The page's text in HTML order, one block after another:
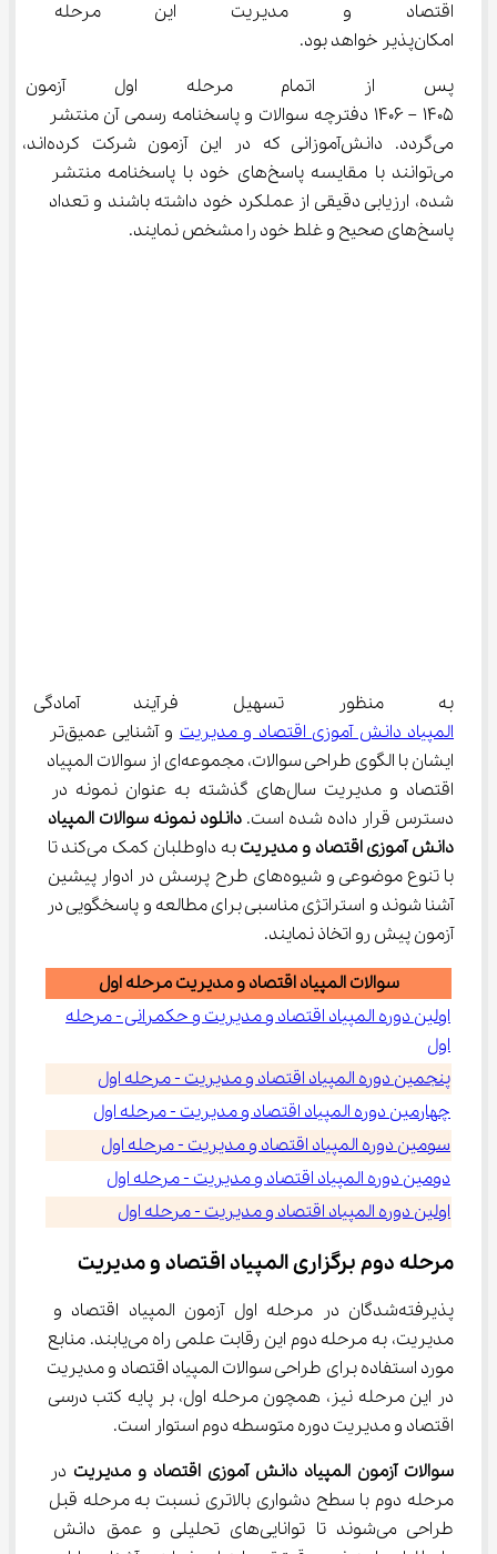
اقتصاد و مدیریت این مرحله
امکان‌پذیر خواهد بود.
پس از اتمام مرحله اول آزمون
1405 – 1406 دفترچه سوالات و پاسخنامه رسمی آن منتشر
می‌گردد. دانش‌آموزانی که در این آزمون شرکت کرده‌اند،
می‌توانند با مقایسه پاسخ‌های خود با پاسخنامه منتشر
شده، ارزیابی دقیقی از عملکرد خود داشته باشند و تعداد
پاسخ‌های صحیح و غلط خود را مشخص نمایند.
به منظور تسهیل فرآیند
المپیاد دانش آموزی اقتصاد و مدیریت
و آشنایی عمیق‌تر
ایشان با الگوی طراحی سوالات، مجموعه‌ای از سوالات المپیاد
اقتصاد و مدیریت سال‌های گذشته به عنوان نمونه در
دسترس قرار داده شده است. دانلود نمونه سوالات المپیاد
دانش آموزی اقتصاد و مدیریت
به داوطلبان کمک می‌کند تا
با تنوع موضوعی و شیوه‌های طرح پرسش در ادوار پیشین
آشنا شوند و استراتژی مناسبی برای مطالعه و پاسخگویی در
آزمون پیش رو اتخاذ نمایند.
سوالات المپیاد اقتصاد و مدیریت مرحله اول
اولین دوره المپیاد اقتصاد و مدیریت و حکمرانی - مرحله
اول
پنجمین دوره المپیاد اقتصاد و مدیریت - مرحله اول
چهارمین دوره المپیاد اقتصاد و مدیریت - مرحله اول
سومین دوره المپیاد اقتصاد و مدیریت - مرحله اول
دومین دوره المپیاد اقتصاد و مدیریت - مرحله اول
اولین دوره المپیاد اقتصاد و مدیریت - مرحله اول
مرحله دوم برگزاری المپیاد اقتصاد و مدیریت
پذیرفته‌شدگان در مرحله اول آزمون المپیاد اقتصاد و
مدیریت، به مرحله دوم این رقابت علمی راه می‌یابند. منابع
مورد استفاده برای طراحی سوالات المپیاد اقتصاد و مدیریت
در این مرحله نیز، همچون مرحله اول، بر پایه کتب درسی
اقتصاد و مدیریت دوره متوسطه دوم استوار است.
سوالات آزمون المپیاد دانش آموزی اقتصاد و مدیریت در
مرحله دوم با سطح دشواری بالاتری نسبت به مرحله قبل
طراحی می‌شوند تا توانایی‌های تحلیلی و عمق دانش